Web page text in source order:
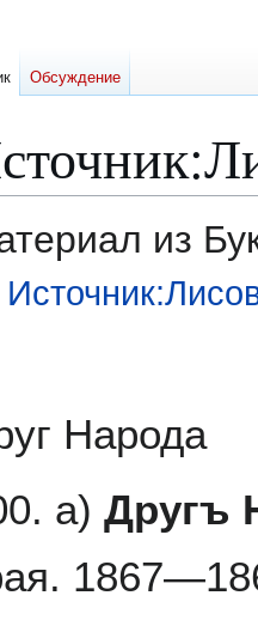
:
из
Народа
а) Другъ
Обсуждение